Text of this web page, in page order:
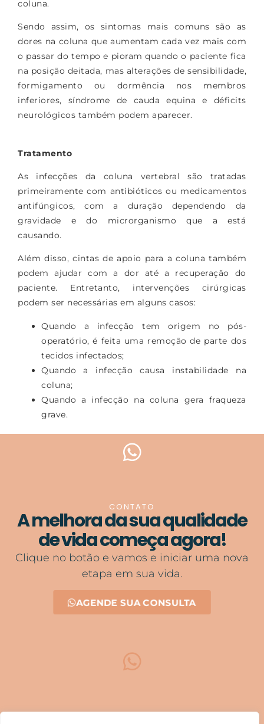
coluna.
Sendo assim, os sintomas mais comuns são as
dores na coluna que aumentam cada vez mais com
o passar do tempo e pioram quando o paciente fica
na posição deitada, mas alterações de sensibilidade,
formigamento ou dormência nos membros
inferiores, síndrome de cauda equina e déficits
neurológicos também podem aparecer.
Tratamento
As infecções da coluna vertebral são tratadas
primeiramente com antibióticos ou medicamentos
antifúngicos, com a duração dependendo da
gravidade e do microrganismo que a está
causando.
Além disso, cintas de apoio para a coluna também
podem ajudar com a dor até a recuperação do
paciente. Entretanto, intervenções cirúrgicas
podem ser necessárias em alguns casos:
Quando a infecção tem origem no pós-
operatório, é feita uma remoção de parte dos
tecidos infectados;
Quando a infecção causa instabilidade na
coluna;
Quando a infecção na coluna gera fraqueza
grave.
CONTATO
A melhora da sua qualidade
de vida começa agora!
Clique no botão e vamos e iniciar uma nova
etapa em sua vida.
AGENDE SUA CONSULTA